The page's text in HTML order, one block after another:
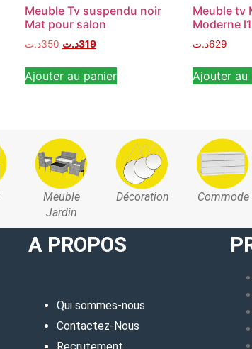
Meuble Tv suspendu noir
Mat pour salon
350د.ت 319د.ت
Ajouter au panier
Meuble tv
Moderne
629د.ت
Ajouter au
Meuble
Jardin
Décoration Commode
A PROPOS
Qui sommes-nous
Contactez-Nous
Recrutement